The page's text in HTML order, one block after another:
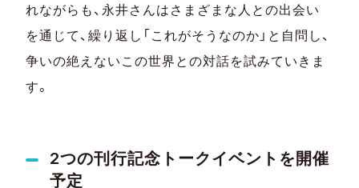
れながらも、永井さんはさまざまな人との出会い
を通じて、繰り返し「これがそうなのか」と自問し、
争いの絶えないこの世界との対話を試みていきま
す。
2つの刊行記念トークイベントを開催
予定